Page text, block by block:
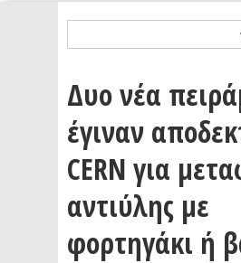
Δυο νέα
έγιναν
CERN για
αντιύλης με
φορτηγάκι ή